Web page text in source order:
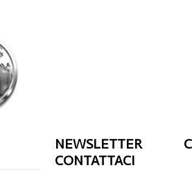
NEWSLETTER
CONTATTACI